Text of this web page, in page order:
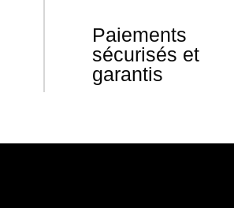
Paiements
sécurisés et
garantis